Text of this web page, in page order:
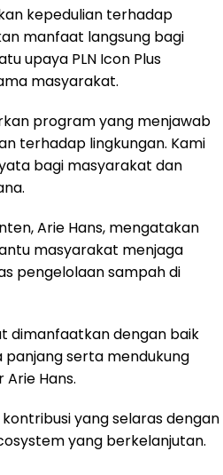
kepedulian terhadap
manfaat langsung bagi
upaya PLN Icon Plus
masyarakat.
program yang menjawab
terhadap lingkungan. Kami
bagi masyarakat dan
Arie Hans, mengatakan
masyarakat menjaga
pengelolaan sampah di
dimanfaatkan dengan baik
serta mendukung
Hans.
yang selaras dengan
yang berkelanjutan.